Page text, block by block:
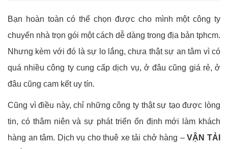
Bạn hoàn toàn có thể chọn được cho mình một công ty
chuyển nhà trọn gói một cách dễ dàng trong địa bản tphcm.
Nhưng kèm với đó là sự lo lắng, chưa thật sự an tâm vì có
quá nhiều công ty cung cấp dịch vụ, ở đâu cũng giá rẻ, ở
đâu cũng cam kết uy tín.
Cũng vì điều này, chỉ những công ty thật sự tạo được lòng
tin, có thâm niên và sự phát triển ổn định mới làm khách
hàng an tâm. Dịch vụ cho thuê xe tải chở hàng –VẬN TẢI